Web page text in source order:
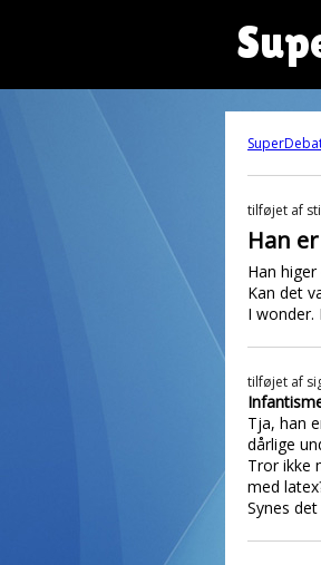
tilføjet af
Han
Han
Kan det
I wonder.
tilføjet af
Tja, han
dårlige
Tror ikke
med
Synes